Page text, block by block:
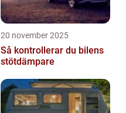
20 november 2025
Så kontrollerar du bilens
stötdämpare